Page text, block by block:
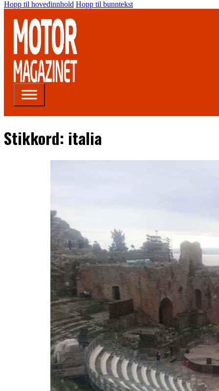
Hopp til hovedinnhold Hopp til bunntekst
Stikkord: italia